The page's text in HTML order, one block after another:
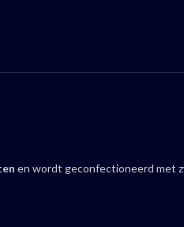
en wordt geconfectioneerd met